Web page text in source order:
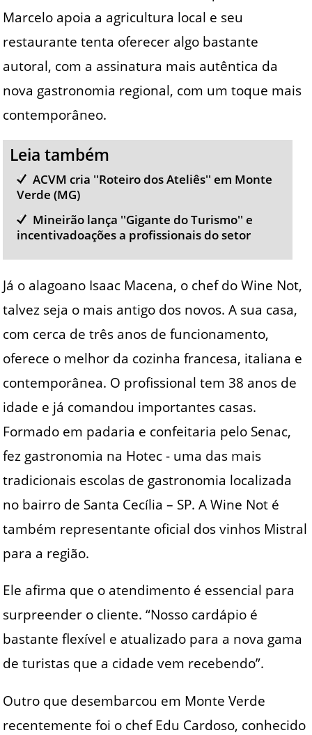
Marcelo apoia a agricultura local e seu
restaurante tenta oferecer algo bastante
autoral, com a assinatura mais autêntica da
nova gastronomia regional, com um toque mais
contemporâneo.
Leia também
ACVM cria ''Roteiro dos Ateliês'' em Monte
Verde (MG)
Mineirão lança ''Gigante do Turismo'' e
incentivadoações a profissionais do setor
Já o alagoano Isaac Macena, o chef do Wine Not,
talvez seja o mais antigo dos novos. A sua casa,
com cerca de três anos de funcionamento,
oferece o melhor da cozinha francesa, italiana e
contemporânea. O profissional tem 38 anos de
idade e já comandou importantes casas.
Formado em padaria e confeitaria pelo Senac,
fez gastronomia na Hotec - uma das mais
tradicionais escolas de gastronomia localizada
no bairro de Santa Cecília – SP. A Wine Not é
também representante oficial dos vinhos Mistral
para a região.
Ele afirma que o atendimento é essencial para
surpreender o cliente. “Nosso cardápio é
bastante flexível e atualizado para a nova gama
de turistas que a cidade vem recebendo”.
Outro que desembarcou em Monte Verde
recentemente foi o chef Edu Cardoso, conhecido